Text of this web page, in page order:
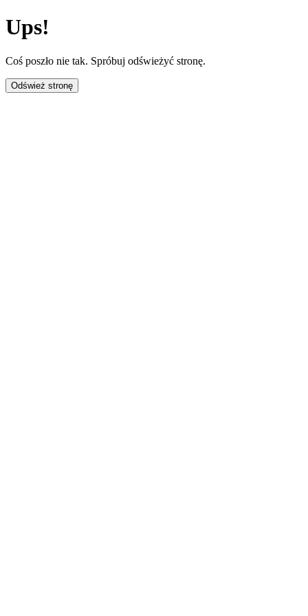
Ups!
Coś poszło nie tak. Spróbuj odświeżyć stronę.
Odśwież stronę